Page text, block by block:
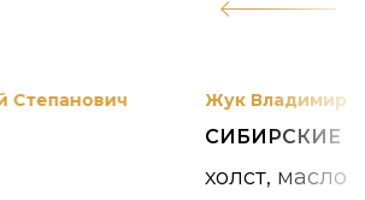
Степанович Жук Владимир
СИБИРСКИЕ
холст, масло